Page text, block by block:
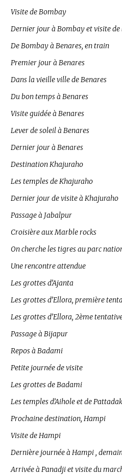
Visite de Bombay
Dernier jour à Bombay et visite de
De Bombay à Benares, en train
Premier jour à Benares
Dans la vieille ville de Benares
Du bon temps à Benares
Visite guidée à Benares
Lever de soleil à Benares
Dernier jour à Benares
Destination Khajuraho
Les temples de Khajuraho
Dernier jour de visite à Khajuraho
Passage à Jabalpur
Croisière aux Marble rocks
On cherche les tigres au parc
Une rencontre attendue
Les grottes d’Ajanta
Les grottes d’Ellora, première
Les grottes d’Ellora, 2ème
Passage à Bijapur
Repos à Badami
Petite journée de visite
Les grottes de Badami
Les temples d’Aihole et de
Prochaine destination, Hampi
Visite de Hampi
Dernière journée à Hampi ,
Arrivée à Panadji et visite du